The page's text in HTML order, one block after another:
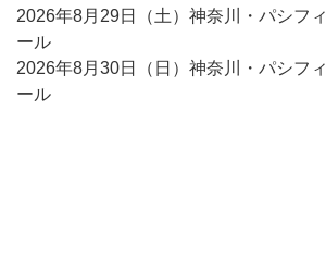
2026年8月29日（土）神奈川・パシフ
ール
2026年8月30日（日）神奈川・パシフ
ール